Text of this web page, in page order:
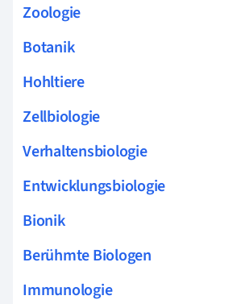
Zoologie
Botanik
Hohltiere
Zellbiologie
Verhaltensbiologie
Entwicklungsbiologie
Bionik
Berühmte Biologen
Immunologie